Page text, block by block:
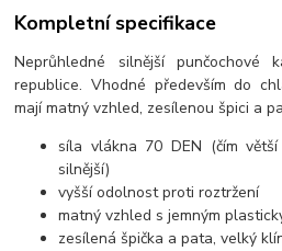
Kompletní specifikace
Neprůhledné silnější punčochové
republice. Vhodné především do
mají matný vzhled, zesílenou špici a
síla vlákna 70 DEN (čím
silnější)
vyšší odolnost proti roztržení
matný vzhled s jemným
zesílená špička a pata, velký